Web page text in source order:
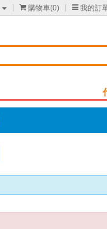
 購物車(0) 我的訂